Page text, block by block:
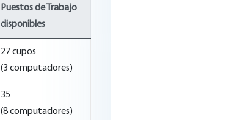
Puestos de Trabajo
disponibles
27 cupos
(3 computadores)
35
(8 computadores)